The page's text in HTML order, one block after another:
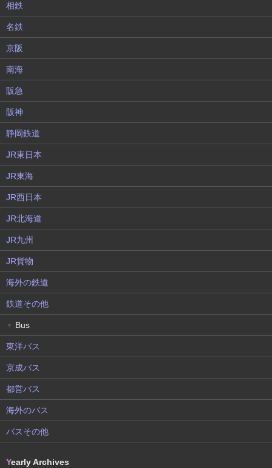
相鉄
名鉄
京阪
南海
阪急
阪神
静岡鉄道
JR東日本
JR東海
JR西日本
JR北海道
JR九州
JR貨物
海外の鉄道
鉄道その他
▼ Bus
東洋バス
京成バス
都営バス
海外のバス
バスその他
Yearly Archives